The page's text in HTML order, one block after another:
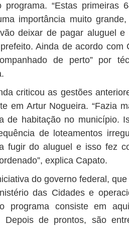
“Estas primeiras
importância muito
deixar de pagar aluguel e
Ainda de acordo com
de perto” por
criticou as gestões
em Artur Nogueira. “Fazia
de habitação no município.
de loteamentos
fugir do aluguel e isso fez
explica Capato.
do governo federal,
das Cidades e
programa consiste em
de prontos, são